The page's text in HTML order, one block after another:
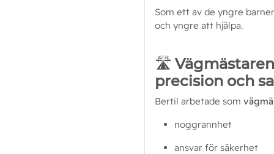
Som ett av de yngre
och yngre att hjälpa.
🛣️
precision och
Bertil arbetade som
noggrannhet
ansvar för säkerhet